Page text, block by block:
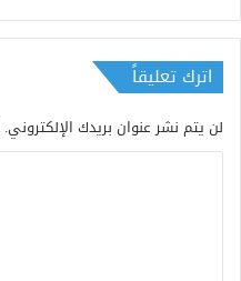
اترك تعليقاً
لن يتم نشر عنوان بريدك الإلكتروني.